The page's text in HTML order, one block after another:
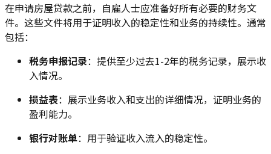
在申请房屋贷款之前，自雇人士应准备好所有必要的财务文
件。这些文件将用于证明收入的稳定性和业务的持续性。通常
包括：
税务申报记录：提供至少过去1-2年的税务记录，展示收
入情况。
损益表：展示业务收入和支出的详细情况，证明业务的
盈利能力。
银行对账单：用于验证收入流入的稳定性。